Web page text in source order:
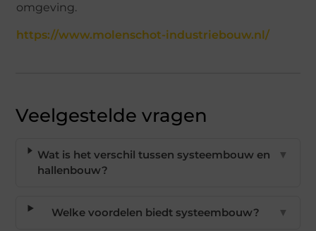
omgeving.
https://www.molenschot-industriebouw.nl/
Veelgestelde vragen
Wat is het verschil tussen systeembouw en
hallenbouw?
▼
Welke voordelen biedt systeembouw? ▼